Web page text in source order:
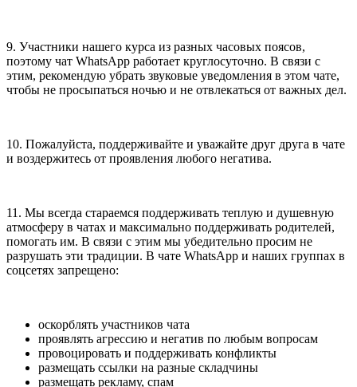
9. Участники нашего курса из разных часовых поясов,
поэтому чат WhatsApp работает круглосуточно. В связи с
этим, рекомендую убрать звуковые уведомления в этом чате,
чтобы не просыпаться ночью и не отвлекаться от важных дел.
10. Пожалуйста, поддерживайте и уважайте друг друга в чате
и воздержитесь от проявления любого негатива.
11. Мы всегда стараемся поддерживать теплую и душевную
атмосферу в чатах и максимально поддерживать родителей,
помогать им. В связи с этим мы убедительно просим не
разрушать эти традиции. В чате WhatsApp и наших группах в
соцсетях запрещено:
оскорблять участников чата
проявлять агрессию и негатив по любым вопросам
провоцировать и поддерживать конфликты
размещать ссылки на разные складчины
размещать рекламу, спам